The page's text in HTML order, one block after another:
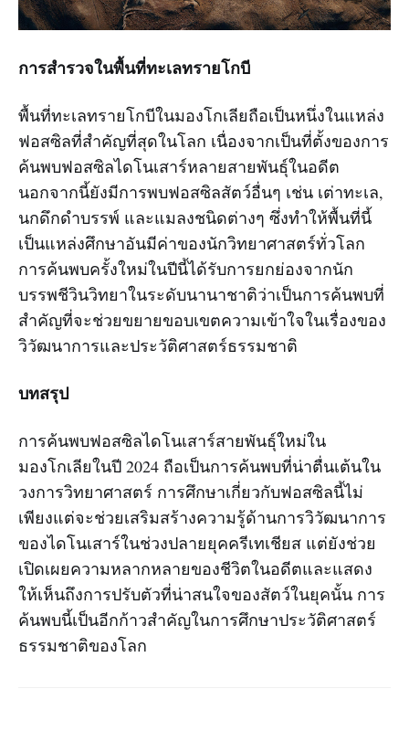
การสำรวจในพื้นที่ทะเลทรายโกบี
พื้นที่ทะเลทรายโกบีในมองโกเลียถือเป็นหนึ่งในแหล่ง
ฟอสซิลที่สำคัญที่สุดในโลก เนื่องจากเป็นที่ตั้งของการ
ค้นพบฟอสซิลไดโนเสาร์หลายสายพันธุ์ในอดีต
นอกจากนี้ยังมีการพบฟอสซิลสัตว์อื่นๆ เช่น เต่าทะเล,
นกดึกดำบรรพ์ และแมลงชนิดต่างๆ ซึ่งทำให้พื้นที่นี้
เป็นแหล่งศึกษาอันมีค่าของนักวิทยาศาสตร์ทั่วโลก
การค้นพบครั้งใหม่ในปีนี้ได้รับการยกย่องจากนัก
บรรพชีวินวิทยาในระดับนานาชาติว่าเป็นการค้นพบที่
สำคัญที่จะช่วยขยายขอบเขตความเข้าใจในเรื่องของ
วิวัฒนาการและประวัติศาสตร์ธรรมชาติ
บทสรุป
การค้นพบฟอสซิลไดโนเสาร์สายพันธุ์ใหม่ใน
มองโกเลียในปี 2024 ถือเป็นการค้นพบที่น่าตื่นเต้นใน
วงการวิทยาศาสตร์ การศึกษาเกี่ยวกับฟอสซิลนี้ไม่
เพียงแต่จะช่วยเสริมสร้างความรู้ด้านการวิวัฒนาการ
ของไดโนเสาร์ในช่วงปลายยุคครีเทเชียส แต่ยังช่วย
เปิดเผยความหลากหลายของชีวิตในอดีตและแสดง
ให้เห็นถึงการปรับตัวที่น่าสนใจของสัตว์ในยุคนั้น การ
ค้นพบนี้เป็นอีกก้าวสำคัญในการศึกษาประวัติศาสตร์
ธรรมชาติของโลก